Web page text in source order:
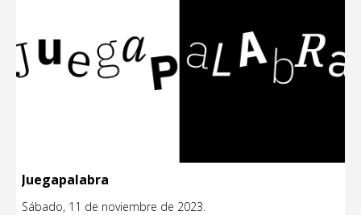
Juegapalabra
Sábado, 11 de noviembre de 2023.